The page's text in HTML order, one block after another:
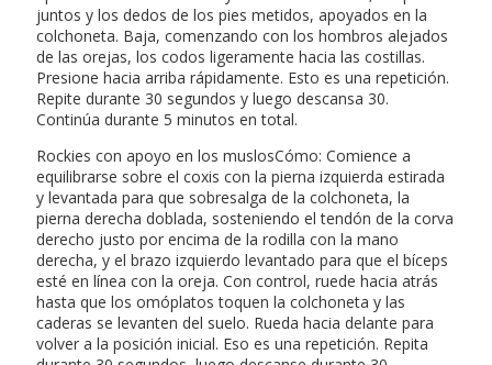
juntos y los dedos de los pies metidos, apoyados en la
colchoneta. Baja, comenzando con los hombros alejados
de las orejas, los codos ligeramente hacia las costillas.
Presione hacia arriba rápidamente. Esto es una repetición.
Repite durante 30 segundos y luego descansa 30.
Continúa durante 5 minutos en total.
Rockies con apoyo en los muslosCómo: Comience a
equilibrarse sobre el coxis con la pierna izquierda estirada
y levantada para que sobresalga de la colchoneta, la
pierna derecha doblada, sosteniendo el tendón de la corva
derecho justo por encima de la rodilla con la mano
derecha, y el brazo izquierdo levantado para que el bíceps
esté en línea con la oreja. Con control, ruede hacia atrás
hasta que los omóplatos toquen la colchoneta y las
caderas se levanten del suelo. Rueda hacia delante para
volver a la posición inicial. Eso es una repetición. Repita